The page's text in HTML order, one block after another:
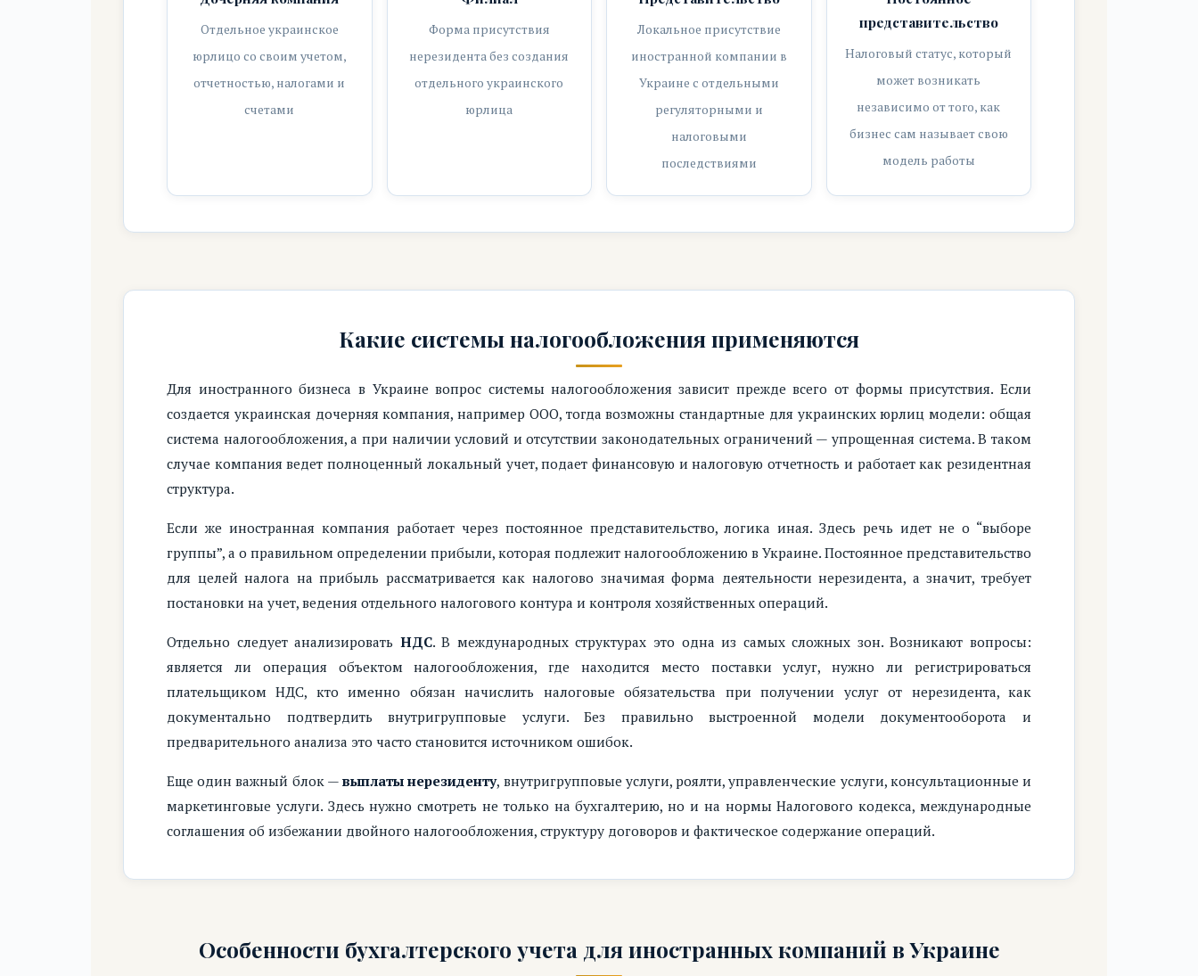
Отдельное украинское
юрлицо со своим учетом,
отчетностью, налогами и
счетами
Форма присутствия
нерезидента без создания
отдельного украинского
юрлица
Локальное присутствие
иностранной компании в
Украине с отдельными
регуляторными и
налоговыми
последствиями
представительство
Налоговый статус, который
может возникать
независимо от того, как
бизнес сам называет свою
модель работы
Какие системы налогообложения применяются
Для иностранного бизнеса в Украине вопрос системы налогообложения зависит прежде всего от формы присутствия. Если
создается украинская дочерняя компания, например ООО, тогда возможны стандартные для украинских юрлиц модели: общая
система налогообложения, а при наличии условий и отсутствии законодательных ограничений — упрощенная система. В таком
случае компания ведет полноценный локальный учет, подает финансовую и налоговую отчетность и работает как резидентная
структура.
Если же иностранная компания работает через постоянное представительство, логика иная. Здесь речь идет не о “выборе
группы”, а о правильном определении прибыли, которая подлежит налогообложению в Украине. Постоянное представительство
для целей налога на прибыль рассматривается как налогово значимая форма деятельности нерезидента, а значит, требует
постановки на учет, ведения отдельного налогового контура и контроля хозяйственных операций.
Отдельно следует анализировать НДС. В международных структурах это одна из самых сложных зон. Возникают вопросы:
является ли операция объектом налогообложения, где находится место поставки услуг, нужно ли регистрироваться
плательщиком НДС, кто именно обязан начислить налоговые обязательства при получении услуг от нерезидента, как
документально подтвердить внутригрупповые услуги. Без правильно выстроенной модели документооборота и
предварительного анализа это часто становится источником ошибок.
Еще один важный блок —выплаты нерезиденту, внутригрупповые услуги, роялти, управленческие услуги, консультационные и
маркетинговые услуги. Здесь нужно смотреть не только на бухгалтерию, но и на нормы Налогового кодекса, международные
соглашения об избежании двойного налогообложения, структуру договоров и фактическое содержание операций.
Особенности бухгалтерского учета для иностранных компаний в Украине